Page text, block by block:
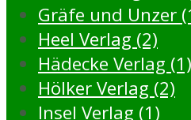
Gräfe und Unzer
Heel Verlag (2)
Hädecke Verlag (1)
Hölker Verlag (2)
Insel Verlag (1)